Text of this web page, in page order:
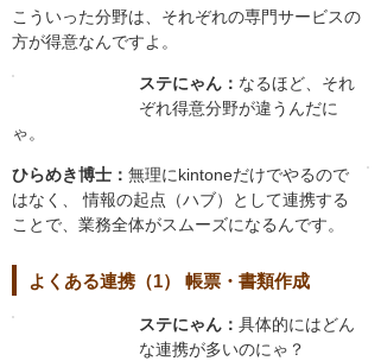
こういった分野は、それぞれの専門サービスの
方が得意なんですよ。
ステにゃん： なるほど、それ
ぞれ得意分野が違うんだに
ゃ。
ひらめき博士： 無理にkintoneだけでやるので
はなく、 情報の起点（ハブ）として連携する
ことで、業務全体がスムーズになるんです。
よくある連携（1） 帳票・書類作成
ステにゃん： 具体的にはどん
な連携が多いのにゃ？